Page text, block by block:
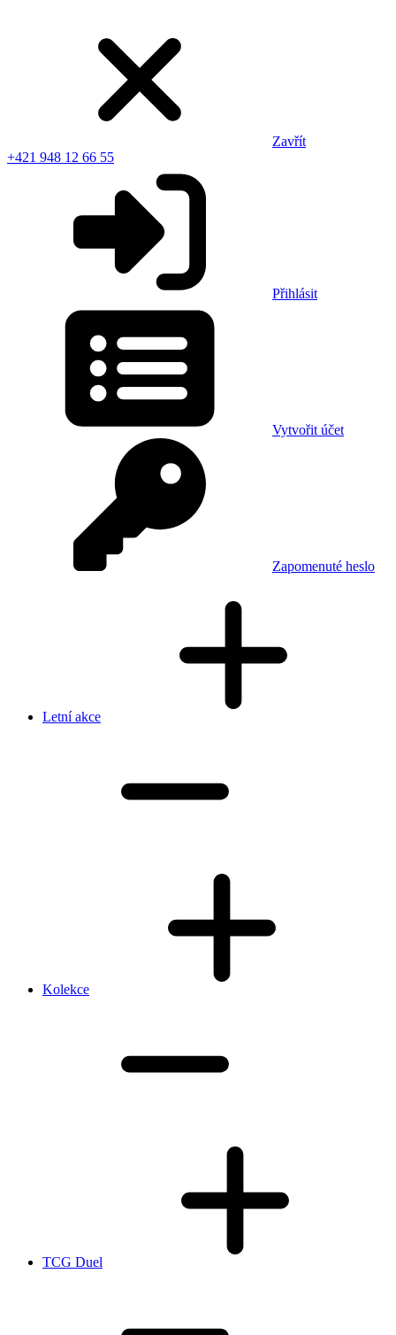
Zavřít
+421 948 12 66 55
Přihlásit
Vytvořit účet
Zapomenuté heslo
Letní akce
Kolekce
TCG Duel